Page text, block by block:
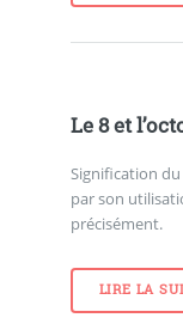
Le 8 et
Signification
par son
précisément.
LIRE LA